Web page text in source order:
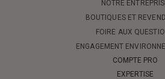
NOTRE
BOUTIQUES ET
FOIRE AUX
ENGAGEMENT
COMPTE PRO
EXPERTISE